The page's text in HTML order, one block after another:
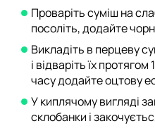
Проваріть суміш на
посоліть, додайте
Викладіть в перцеву
і відваріть їх
часу додайте оцтову
У киплячому вигляді
склобанки і